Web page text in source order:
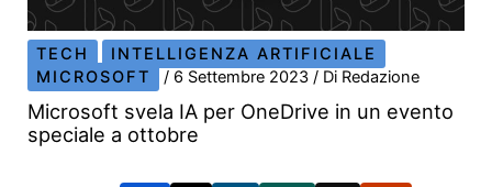
TECH
INTELLIGENZA ARTIFICIALE
MICROSOFT
/ 6 Settembre 2023/ Di Redazione
Microsoft svela IA per OneDrive in un evento
speciale a ottobre